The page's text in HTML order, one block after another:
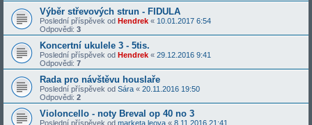
Výběr střevových strun - FIDULA
Poslední příspěvek od Hendrek « 10.01.2017 6:54
Odpovědi: 3
Koncertní ukulele 3 - 5tis.
Poslední příspěvek od Hendrek « 29.12.2016 9:41
Odpovědi: 7
Rada pro návštěvu houslaře
Poslední příspěvek od Sára « 20.11.2016 19:50
Odpovědi: 2
Violoncello - noty Breval op 40 no 3
Poslední příspěvek od marketa.leova « 8.11.2016 21:41